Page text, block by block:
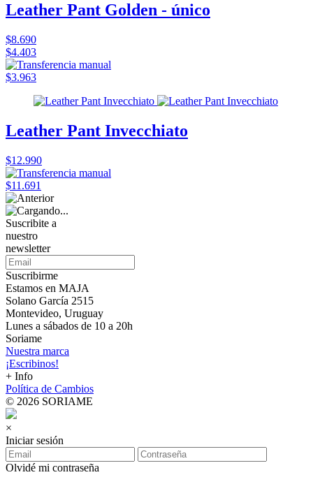
Leather Pant Golden - único
$8.690
$4.403
$3.963
Leather Pant Invecchiato
$12.990
$11.691
Suscribite a
nuestro
newsletter
Suscribirme
Estamos en MAJA
Solano García 2515
Montevideo, Uruguay
Lunes a sábados de 10 a 20h
Soriame
Nuestra marca
¡Escribinos!
+ Info
Política de Cambios
© 2026 SORIAME
×
Iniciar sesión
Olvidé mi contraseña